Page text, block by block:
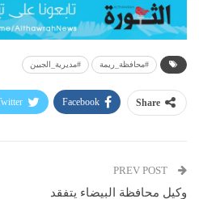
#محافظة_ريمة #مديرية_الجبين
Share
Facebook
وكيل محافظة البيضاء يتفقد